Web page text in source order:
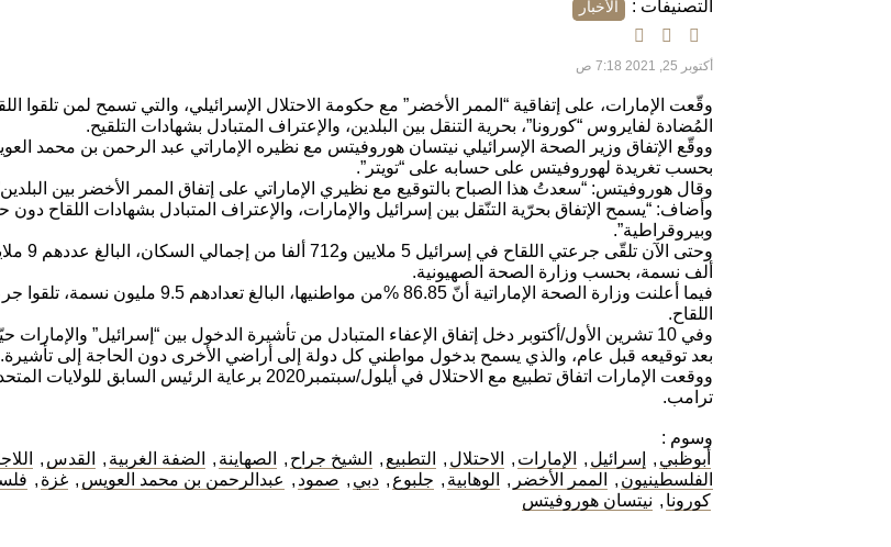
التصنيفات : الأخبار
أكتوبر 25, 2021 7:18 ص
وقّعت الإمارات، على إتفاقية “الممر الأخضر” مع حكومة الاحتلال الإسرائيلي، والتي تسمح لمن تلقوا
المُضادة لفايروس “كورونا”، بحرية التنقل بين البلدين، والإعتراف المتبادل بشهادات التلقيح.
ووقّع الإتفاق وزير الصحة الإسرائيلي نيتسان هوروفيتس مع نظيره الإماراتي عبد الرحمن بن محمد
بحسب تغريدة لهوروفيتس على حسابه على “تويتر”.
وقال هوروفيتس: “سعدتُ هذا الصباح بالتوقيع مع نظيري الإماراتي على إتفاق الممر الأخضر بين
وأضاف: “يسمح الإتفاق بحرّية التنّقل بين إسرائيل والإمارات، والإعتراف المتبادل بشهادات اللقاح
وبيروقراطية”.
ألف نسمة، بحسب وزارة الصحة الصهيونية.
فيما أعلنت وزارة الصحة الإماراتية أنّ 86.85 %من مواطنيها، البالغ تعدادهم 9.5 مليون
اللقاح.
وفي 10 تشرين الأول/أكتوبر دخل إتفاق الإعفاء المتبادل من تأشيرة الدخول بين “إسرائيل” والإمارات
بعد توقيعه قبل عام، والذي يسمح بدخول مواطني كل دولة إلى أراضي الأخرى دون الحاجة إلى تأشيرة.
ووقعت الإمارات اتفاق تطبيع مع الاحتلال في أيلول/سبتمبر2020 برعاية الرئيس السابق
ترامب.
وسوم :
أبوظبي , إسرائيل , الإمارات , الاحتلال , التطبيع , الشيخ جراح , الصهاينة , الضفة الغربية , القدس ,
الفلسطينيون , الممر الأخضر , الوهابية , جلبوع , دبي , صمود , عبدالرحمن بن محمد العويس , غزة ,
كورونا , نيتسان هوروفيتس